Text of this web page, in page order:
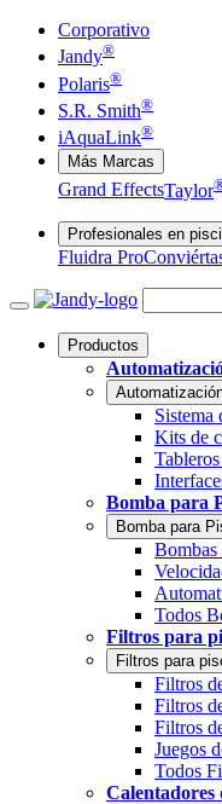
Corporativo
Jandy®
Polaris®
S.R. Smith®
iAquaLink®
Más Marcas
Grand EffectsTaylor
Profesionales en
Fluidra Pro
Productos
Sistema
Kits de
Bomba para
Bomba para
Bombas
Todos
Filtros para
Filtros para
Filtros
Filtros
Filtros
Juegos
Todos
Calentadores